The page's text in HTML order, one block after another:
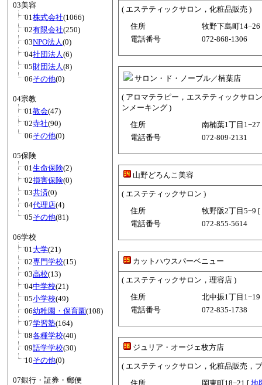
03美容
01株式会社(1066)
02有限会社(250)
03NPO法人(0)
04社団法人(6)
05財団法人(8)
06その他(0)
04宗教
01教会(47)
02寺社(90)
06その他(0)
05保険
01生命保険(2)
02損害保険(0)
03共済(0)
04代理店(4)
05その他(81)
06学校
01大学(21)
02専門学校(15)
03高校(13)
04中学校(21)
05小学校(49)
06幼稚園・保育園(108)
07学習塾(164)
08各種学校(40)
09語学学校(30)
10その他(0)
07銀行・証券・郵便
( エステティックサロン，化粧品販売 )
住所
牧野下島町
電話番号
072-868-1306
サロン・ド・ノーブル／楠葉店
( アロマテラピー，エステティックサロ
ンメーキング )
住所
南楠葉1丁目
電話番号
072-809-2131
山野どろんこ美容
( エステティックサロン )
住所
牧野阪2丁目5−9 [
電話番号
072-855-5614
カットハウスパーベニュー
( エステティックサロン，理容店 )
住所
北中振1丁目
電話番号
072-835-1738
ジュリア・オージェ枚方店
( エステティックサロン，化粧品販売，
住所
岡東町18−21 [ 地